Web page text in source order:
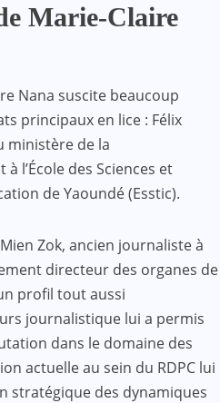
Marie-Claire
Nana suscite beaucoup
principaux en lice : Félix
ministère de la
l’École des Sciences et
de Yaoundé (Esstic).
Zok, ancien journaliste à
directeur des organes de
profil tout aussi
journalistique lui a permis
dans le domaine des
actuelle au sein du RDPC lui
stratégique des dynamiques